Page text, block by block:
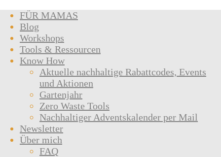
FÜR MAMAS
Blog
Workshops
Tools & Ressourcen
Know How
Aktuelle nachhaltige Rabattcodes, Events
und Aktionen
Gartenjahr
Zero Waste Tools
Nachhaltiger Adventskalender per Mail
Newsletter
Über mich
FAQ